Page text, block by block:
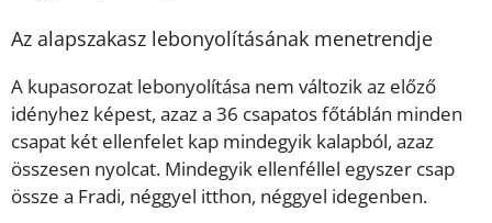
Az alapszakasz lebonyolításának menetrendje
A kupasorozat lebonyolítása nem változik az előző
idényhez képest, azaz a 36 csapatos főtáblán minden
csapat két ellenfelet kap mindegyik kalapból, azaz
összesen nyolcat. Mindegyik ellenféllel egyszer csap
össze a Fradi, néggyel itthon, néggyel idegenben.